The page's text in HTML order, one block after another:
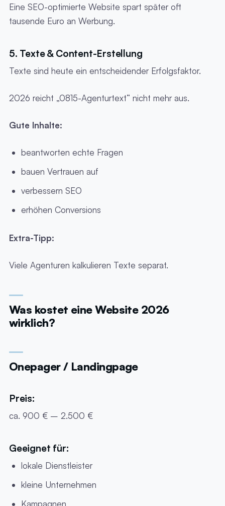
Eine SEO-optimierte Website spart später oft
tausende Euro an Werbung.
5. Texte & Content-Erstellung
Texte sind heute ein entscheidender Erfolgsfaktor.
2026 reicht „0815-Agenturtext“ nicht mehr aus.
Gute Inhalte:
beantworten echte Fragen
bauen Vertrauen auf
verbessern SEO
erhöhen Conversions
Extra-Tipp:
Viele Agenturen kalkulieren Texte separat.
Was kostet eine Website 2026
wirklich?
Onepager / Landingpage
Preis:
ca. 900 € – 2.500 €
Geeignet für:
lokale Dienstleister
kleine Unternehmen
Kampagnen